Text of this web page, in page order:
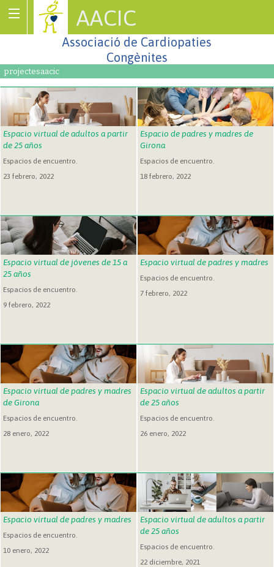
AACIC
Associació de Cardiopaties
Congènites
projectesaacic
Espacio virtual de adultos a partir
de 25 años
Espacios de encuentro.
23 febrero, 2022
Espacio de padres y madres de
Girona
Espacios de encuentro.
18 febrero, 2022
Espacio virtual de jóvenes de 15 a
25 años
Espacios de encuentro.
9 febrero, 2022
Espacio virtual de padres y madres
Espacios de encuentro.
7 febrero, 2022
Espacio virtual de padres y madres
de Girona
Espacios de encuentro.
28 enero, 2022
Espacio virtual de adultos a partir
de 25 años
Espacios de encuentro.
26 enero, 2022
Espacio virtual de padres y madres
Espacios de encuentro.
10 enero, 2022
Espacio virtual de adultos a partir
de 25 años
Espacios de encuentro.
22 diciembre, 2021